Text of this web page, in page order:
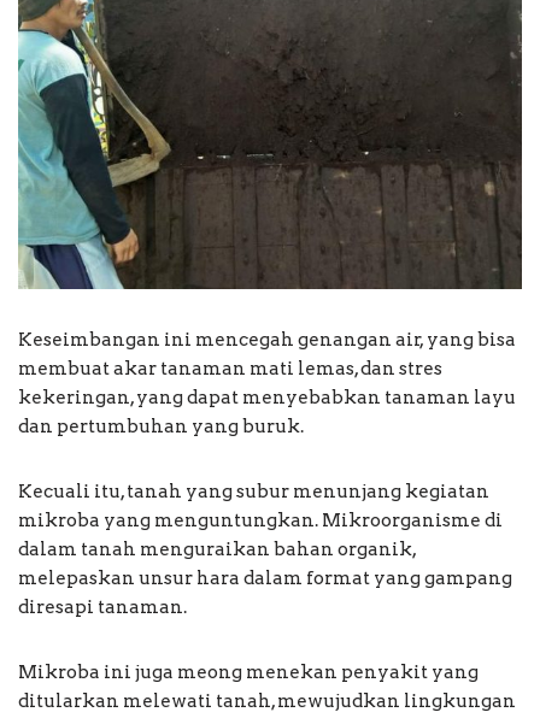
Keseimbangan ini mencegah genangan air, yang bisa
membuat akar tanaman mati lemas, dan stres
kekeringan, yang dapat menyebabkan tanaman layu
dan pertumbuhan yang buruk.
Kecuali itu, tanah yang subur menunjang kegiatan
mikroba yang menguntungkan. Mikroorganisme di
dalam tanah menguraikan bahan organik,
melepaskan unsur hara dalam format yang gampang
diresapi tanaman.
Mikroba ini juga meong menekan penyakit yang
ditularkan melewati tanah, mewujudkan lingkungan